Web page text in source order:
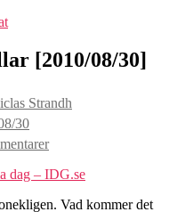
[2010/08/30]
Strandh
30
dag – IDG.se
Vad kommer det